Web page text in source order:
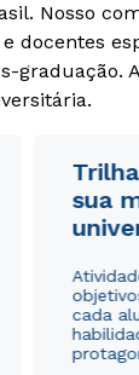
Nosso
docentes
graduação.
sua
cada